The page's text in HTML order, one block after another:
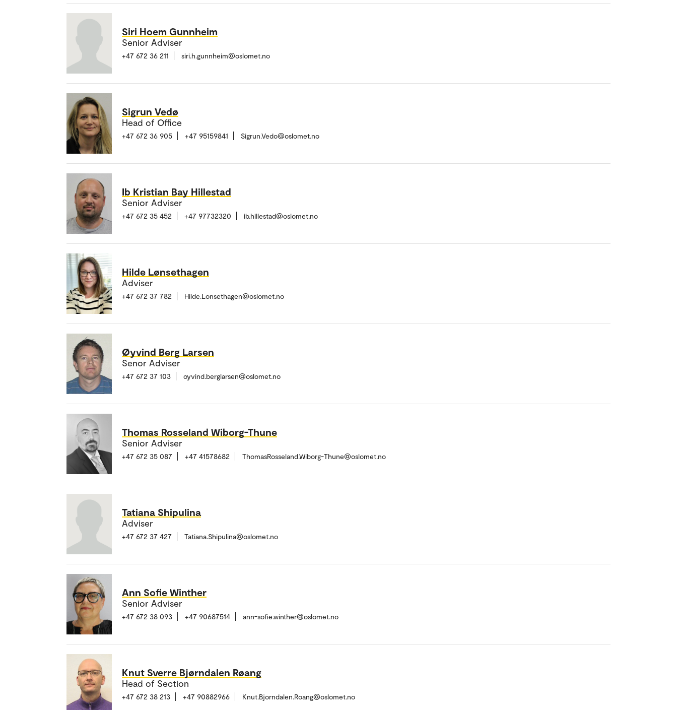
Siri Hoem Gunnheim
Senior Adviser
+47 672 36 211 siri.h.gunnheim@oslomet.no
Sigrun Vedø
Head of Office
+47 672 36 905 +47 95159841 Sigrun.Vedo@oslomet.no
Ib Kristian Bay Hillestad
Senior Adviser
+47 672 35 452 +47 97732320 ib.hillestad@oslomet.no
Hilde Lønsethagen
Adviser
+47 672 37 782 Hilde.Lonsethagen@oslomet.no
Øyvind Berg Larsen
Senor Adviser
+47 672 37 103 oyvind.berglarsen@oslomet.no
Thomas Rosseland Wiborg-Thune
Senior Adviser
+47 672 35 087 +47 41578682 ThomasRosseland.Wiborg-Thune@oslomet.no
Tatiana Shipulina
Adviser
+47 672 37 427 Tatiana.Shipulina@oslomet.no
Ann Sofie Winther
Senior Adviser
+47 672 38 093 +47 90687514 ann-sofie.winther@oslomet.no
Knut Sverre Bjørndalen Røang
Head of Section
+47 672 38 213 +47 90882966 Knut.Bjorndalen.Roang@oslomet.no